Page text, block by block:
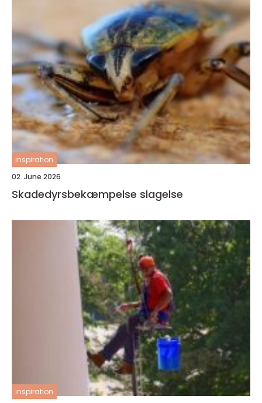
inspiration
02. June 2026
Skadedyrsbekæmpelse slagelse
inspiration